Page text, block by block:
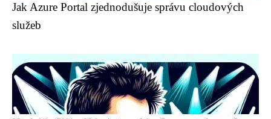
Jak Azure Portal zjednodušuje správu cloudových
služeb